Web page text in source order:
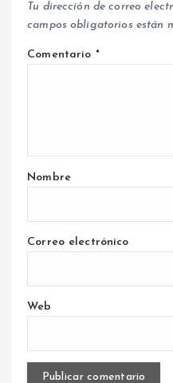
Tu dirección de correo
campos obligatorios están
Comentario *
Nombre
Correo electrónico
Web